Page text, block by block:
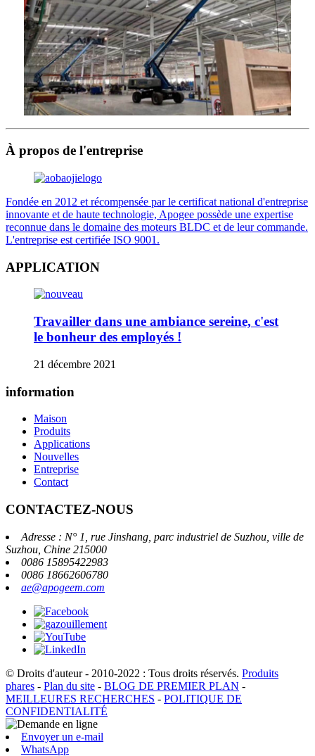
À propos de l'entreprise
Fondée en 2012 et récompensée par le certificat national d'entreprise
innovante et de haute technologie, Apogee possède une expertise
reconnue dans le domaine des moteurs BLDC et de leur commande.
L'entreprise est certifiée ISO 9001.
APPLICATION
Travailler dans une ambiance sereine, c'est
le bonheur des employés !
21 décembre 2021
information
Maison
Produits
Applications
Nouvelles
Entreprise
Contact
CONTACTEZ-NOUS
Adresse : N° 1, rue Jinshang, parc industriel de Suzhou, ville de
Suzhou, Chine 215000
0086 15895422983
0086 18662606780
ae@apogeem.com
© Droits d'auteur - 2010-2022 : Tous droits réservés. Produits
phares - Plan du site - BLOG DE PREMIER PLAN -
MEILLEURES RECHERCHES - POLITIQUE DE
CONFIDENTIALITÉ
Envoyer un e-mail
WhatsApp